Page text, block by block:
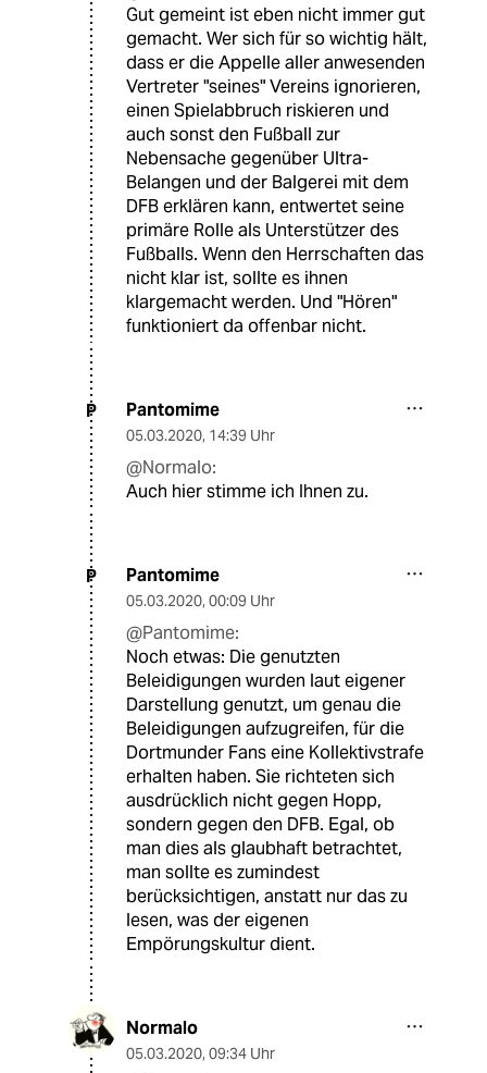
Gut gemeint ist eben nicht immer gut
gemacht. Wer sich für so wichtig hält,
dass er die Appelle aller anwesenden
Vertreter "seines" Vereins ignorieren,
einen Spielabbruch riskieren und
auch sonst den Fußball zur
Nebensache gegenüber Ultra-
Belangen und der Balgerei mit dem
DFB erklären kann, entwertet seine
primäre Rolle als Unterstützer des
Fußballs. Wenn den Herrschaften das
nicht klar ist, sollte es ihnen
klargemacht werden. Und "Hören"
funktioniert da offenbar nicht.
P Pantomime
05.03.2020, 14:39 Uhr
@Normalo:
Auch hier stimme ich Ihnen zu.
P Pantomime
05.03.2020, 00:09 Uhr
@Pantomime:
Noch etwas: Die genutzten
Beleidigungen wurden laut eigener
Darstellung genutzt, um genau die
Beleidigungen aufzugreifen, für die
Dortmunder Fans eine Kollektivstrafe
erhalten haben. Sie richteten sich
ausdrücklich nicht gegen Hopp,
sondern gegen den DFB. Egal, ob
man dies als glaubhaft betrachtet,
man sollte es zumindest
berücksichtigen, anstatt nur das zu
lesen, was der eigenen
Empörungskultur dient.
Normalo
05.03.2020, 09:34 Uhr